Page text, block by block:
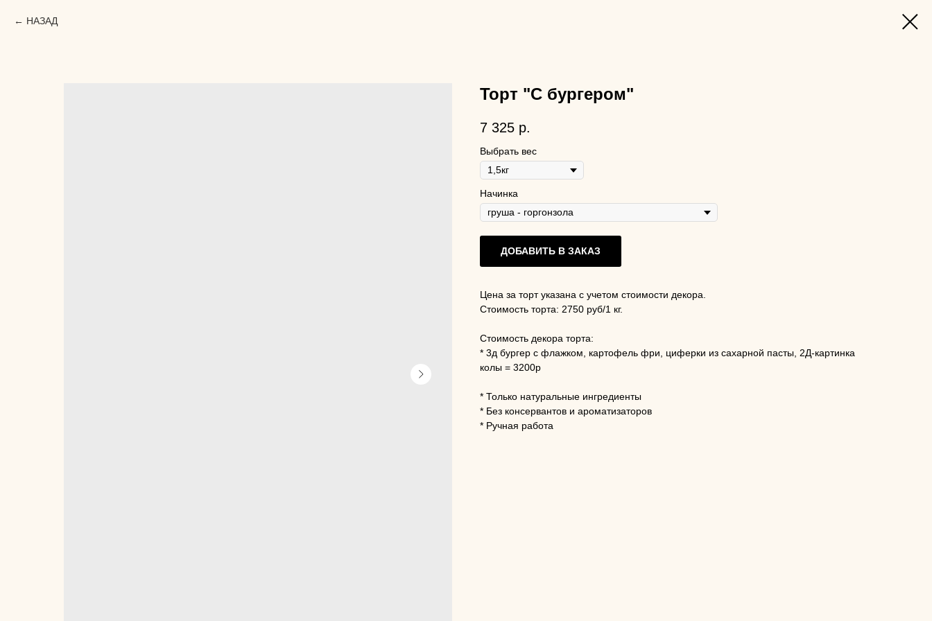
НАЗАД
Торт "С бургером"
7 325 р.
Выбрать вес
Начинка
ДОБАВИТЬ В ЗАКАЗ
Цена за торт указана с учетом стоимости декора.
Стоимость торта: 2750 руб/1 кг.
Стоимость декора торта:
* 3д бургер с флажком, картофель фри, циферки из сахарной пасты, 2Д-картинка
колы = 3200р
* Только натуральные ингредиенты
* Без консервантов и ароматизаторов
* Ручная работа